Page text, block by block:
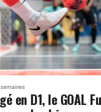
en D1, le GOAL